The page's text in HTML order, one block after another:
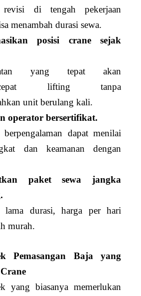
di tengah pekerjaan
menambah durasi sewa.
posisi crane sejak
yang tepat akan
lifting tanpa
unit berulang kali.
operator bersertifikat.
berpengalaman dapat menilai
dan keamanan dengan
paket sewa jangka
lama durasi, harga per hari
murah.
Pemasangan Baja yang
yang biasanya memerlukan